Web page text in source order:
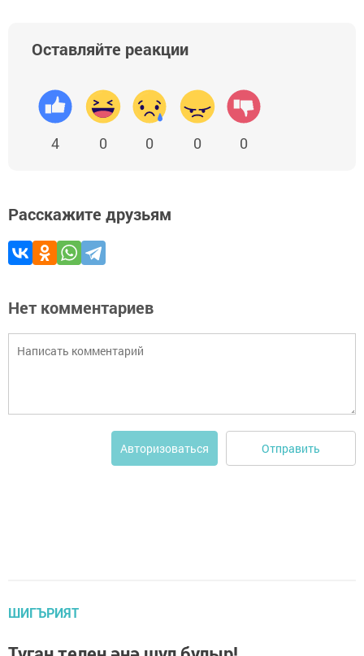
Оставляйте реакции
4 0 0 0 0
Расскажите друзьям
Нет комментариев
Авторизоваться Отправить
ШИГЪРИЯТ